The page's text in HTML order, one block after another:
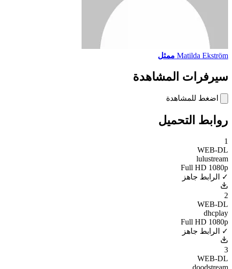
Matilda Ekström ممثل
سيرفرات المشاهدة
اضغط للمشاهدة
روابط التحميل
1
WEB-DL
lulustream
Full HD 1080p
✓ الرابط جاهز
2
WEB-DL
dhcplay
Full HD 1080p
✓ الرابط جاهز
3
WEB-DL
doodstream